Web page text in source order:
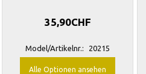
35,90CHF
Model/Artikelnr.: 20215
Alle Optionen ansehen